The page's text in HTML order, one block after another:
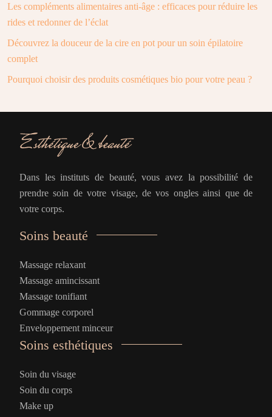
Les compléments alimentaires anti-âge : efficaces pour réduire les
rides et redonner de l’éclat
Découvrez la douceur de la cire en pot pour un soin épilatoire
complet
Pourquoi choisir des produits cosmétiques bio pour votre peau ?
Dans les instituts de beauté, vous avez la possibilité de
prendre soin de votre visage, de vos ongles ainsi que de
votre corps.
Soins beauté
Massage relaxant
Massage amincissant
Massage tonifiant
Gommage corporel
Enveloppement minceur
Soins esthétiques
Soin du visage
Soin du corps
Make up